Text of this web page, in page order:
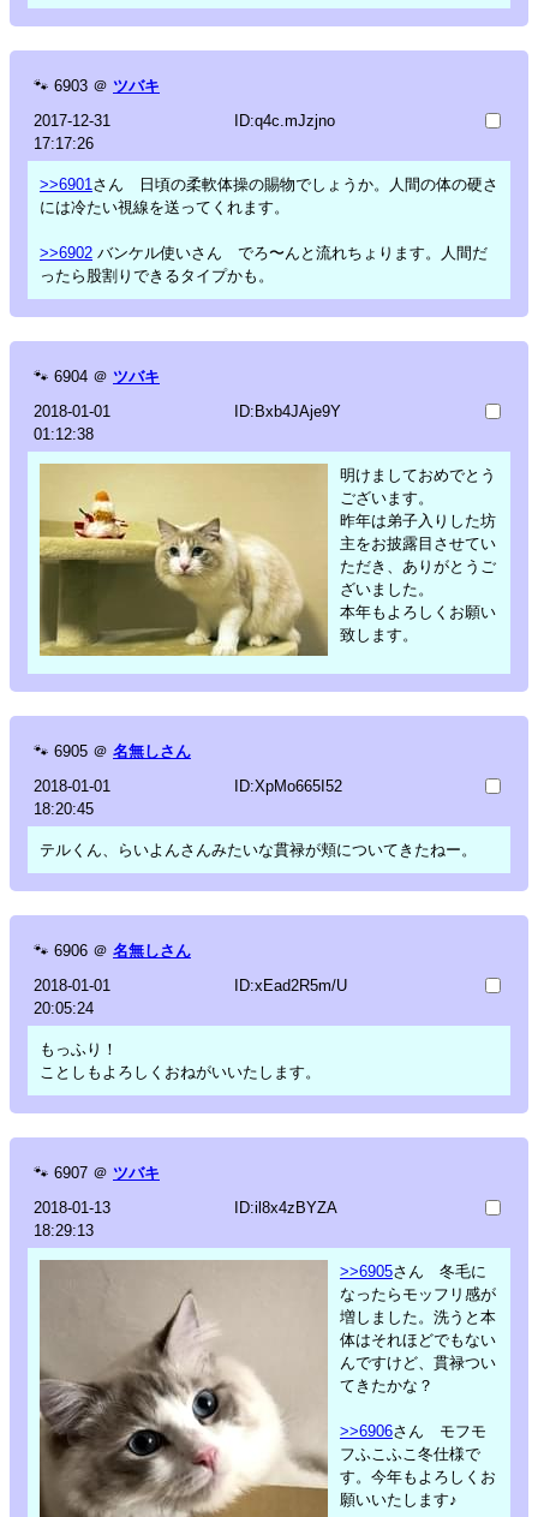
🐾 6903 ＠ ツバキ
2017-12-31
17:17:26
ID:q4c.mJzjno
>>6901 さん 日頃の柔軟体操の賜物でしょうか。人間の体の硬さ
には冷たい視線を送ってくれます。
>>6902 バンケル使いさん でろ〜んと流れちょります。人間だ
ったら股割りできるタイプかも。
🐾 6904 ＠ ツバキ
2018-01-01
01:12:38
ID:Bxb4JAje9Y
明けましておめでとう
ございます。
昨年は弟子入りした坊
主をお披露目させてい
ただき、ありがとうご
ざいました。
本年もよろしくお願い
致します。
🐾 6905 ＠ 名無しさん
2018-01-01
18:20:45
ID:XpMo665I52
テルくん、らいよんさんみたいな貫禄が頬についてきたねー。
🐾 6906 ＠ 名無しさん
2018-01-01
20:05:24
ID:xEad2R5m/U
もっふり！
ことしもよろしくおねがいいたします。
🐾 6907 ＠ ツバキ
2018-01-13
18:29:13
ID:il8x4zBYZA
>>6905さん 冬毛に
なったらモッフリ感が
増しました。洗うと本
体はそれほどでもない
んですけど、貫禄つい
てきたかな？
>>6906さん モフモ
フふこふこ冬仕様で
す。今年もよろしくお
願いいたします♪